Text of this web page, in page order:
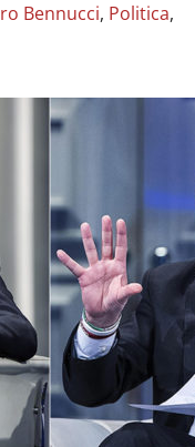
Bennucci, Politica,